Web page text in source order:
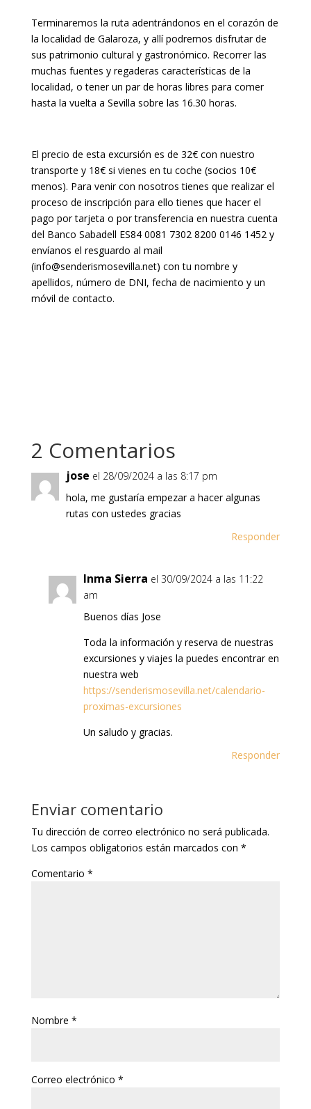
Terminaremos la ruta adentrándonos en el corazón de
la localidad de Galaroza, y allí podremos disfrutar de
sus patrimonio cultural y gastronómico. Recorrer las
muchas fuentes y regaderas características de la
localidad, o tener un par de horas libres para comer
hasta la vuelta a Sevilla sobre las 16.30 horas.
El precio de esta excursión es de 32€ con nuestro
transporte y 18€ si vienes en tu coche (socios 10€
menos). Para venir con nosotros tienes que realizar el
proceso de inscripción para ello tienes que hacer el
pago por tarjeta o por transferencia en nuestra cuenta
del Banco Sabadell ES84 0081 7302 8200 0146 1452 y
envíanos el resguardo al mail
(info@senderismosevilla.net) con tu nombre y
apellidos, número de DNI, fecha de nacimiento y un
móvil de contacto.
2 Comentarios
jose el 28/09/2024 a las 8:17 pm
hola, me gustaría empezar a hacer algunas
rutas con ustedes gracias
Responder
Inma Sierra el 30/09/2024 a las 11:22
am
Buenos días Jose
Toda la información y reserva de nuestras
excursiones y viajes la puedes encontrar en
nuestra web
https://senderismosevilla.net/calendario-
proximas-excursiones
Un saludo y gracias.
Responder
Enviar comentario
Tu dirección de correo electrónico no será publicada.
Los campos obligatorios están marcados con *
Comentario *
Nombre *
Correo electrónico *